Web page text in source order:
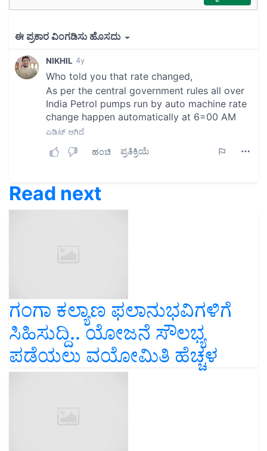
Read next
ಗಂಗಾ ಕಲ್ಯಾಣ ಫಲಾನುಭವಿಗಳಿಗೆ
ಸಿಹಿಸುದ್ದಿ.. ಯೋಜನೆ ಸೌಲಭ್ಯ
ಪಡೆಯಲು ವಯೋಮಿತಿ ಹೆಚ್ಚಳ